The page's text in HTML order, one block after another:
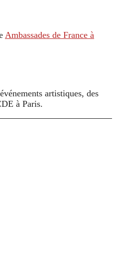
Ambassades de France à
artistiques, des
à Paris.